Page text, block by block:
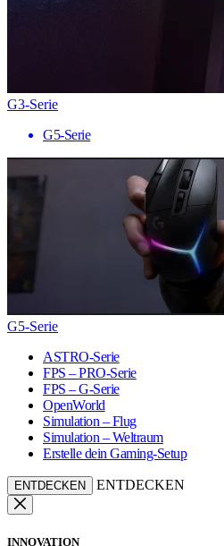
G3-Serie
G5-Serie
G5-Serie
ASTRO-Serie
FPS – PRO-Serie
FPS – G-Serie
OpenWorld
Simulation – Flug
Simulation – Weltraum
Erstelle dein Gaming-Setup
ENTDECKEN ENTDECKEN
INNOVATION